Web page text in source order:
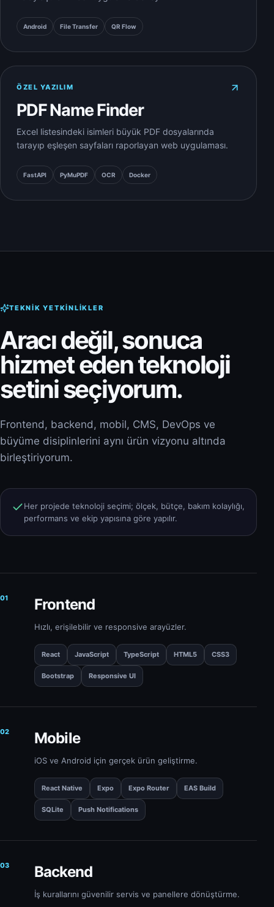
Android File Transfer QR Flow
10
ÖZEL YAZILIM
PDF Name Finder
Excel listesindeki isimleri büyük PDF dosyalarında
tarayıp eşleşen sayfaları raporlayan web uygulaması.
FastAPI PyMuPDF OCR Docker
TEKNIK YETKINLIKLER
Aracı değil, sonuca
hizmet eden teknoloji
setini seçiyorum.
Frontend, backend, mobil, CMS, DevOps ve
büyüme disiplinlerini aynı ürün vizyonu altında
birleştiriyorum.
Her projede teknoloji seçimi; ölçek, bütçe, bakım kolaylığı,
performans ve ekip yapısına göre yapılır.
01 Frontend
Hızlı, erişilebilir ve responsive arayüzler.
React JavaScript TypeScript HTML5 CSS3
Bootstrap Responsive UI
02 Mobile
iOS ve Android için gerçek ürün geliştirme.
React Native Expo Expo Router EAS Build
SQLite Push Notifications
03 Backend
İş kurallarını güvenilir servis ve panellere dönüştürme.